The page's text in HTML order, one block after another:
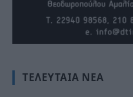
ΤΕΛΕΥΤΑΊΑ ΝΈΑ